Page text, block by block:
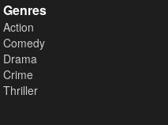
Genres
Action
Comedy
Drama
Crime
Thriller